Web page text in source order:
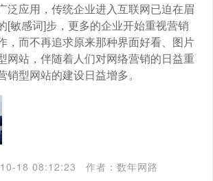
泛应用，传统企业进入互联网已迫在眉
[敏感词]步，更多的企业开始重视营销
，而不再追求原来那种界面好看、图片
网站，伴随着人们对网络营销的日益重
销型网站的建设日益增多。
18 08:12:23 作者：数年网路